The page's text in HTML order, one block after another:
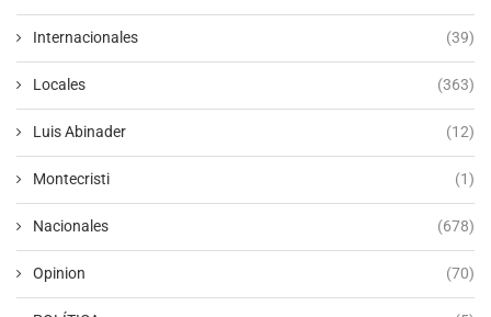
Internacionales (39)
Locales (363)
Luis Abinader (12)
Montecristi (1)
Nacionales (678)
Opinion (70)